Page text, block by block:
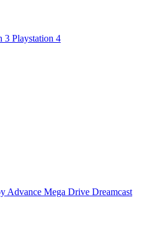
3 Playstation 4
Advance Mega Drive Dreamcast